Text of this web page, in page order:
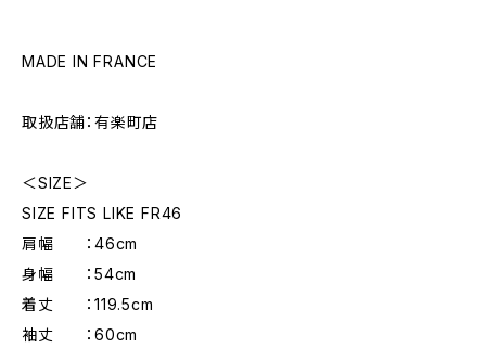
MADE IN FRANCE
取扱店舗：有楽町店
＜SIZE＞
SIZE FITS LIKE FR46
肩幅 ：46cm
身幅 ：54cm
着丈 ：119.5cm
袖丈 ：60cm